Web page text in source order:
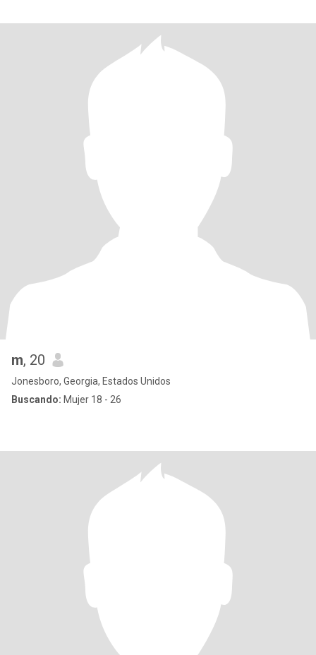
m, 20
Jonesboro, Georgia, Estados Unidos
Buscando: Mujer 18 - 26